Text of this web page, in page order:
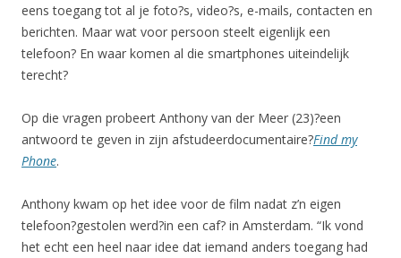
eens toegang tot al je foto?s, video?s, e-mails, contacten en
berichten. Maar wat voor persoon steelt eigenlijk een
telefoon? En waar komen al die smartphones uiteindelijk
terecht?
Op die vragen probeert Anthony van der Meer (23)?een
antwoord te geven in zijn afstudeerdocumentaire?Find my
Phone.
Anthony kwam op het idee voor de film nadat z’n eigen
telefoon?gestolen werd?in een caf? in Amsterdam. “Ik vond
het echt een heel naar idee dat iemand anders toegang had